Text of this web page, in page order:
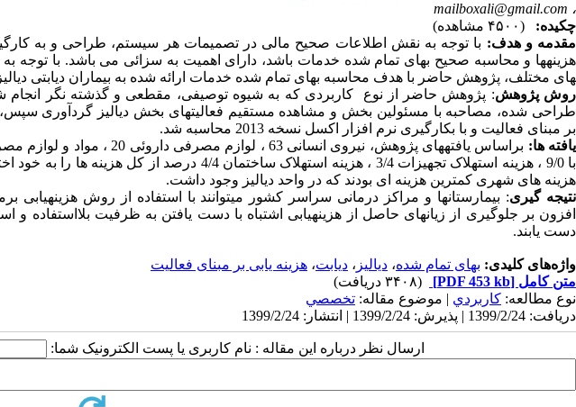
، mailboxali@gmail.com
چکیده:
(۴۵۰۰ مشاهده)
مقدمه و هدف: با توجه به نقش اطلاعات صحیح مالی در تصمیمات هر سیستم، طراحی و به
و محاسبه صحیح بهای تمام شده خدمات باشد، دارای اهمیت به سزائی می باشد. با توجه
های مختلف، پژوهش حاضر با هدف محاسبه بهای تمام شده خدمات ارائه شده به بیماران دیابتی دیالیزی زابل
روش پژوهش: پژوهش حاضر از نوع کاربردی که به شیوه توصیفی، مقطعی و گذشته نگر
طراحی شده، مصاحبه با مسئولین بخش و مشاهده مستقیم فعالیت­های بخش دیالیز گردآوری سپس،
بر مبنای فعالیت و با بکارگیری نرم افزار اکسل نسخه 2013 محاسبه شد.
یافته ها:
با 9/0 ، هزینه استهلاک تجهیزات 3/4 ، هزینه استهلاک
هزینه های شهری کمترین هزینه ای بودند که در واحد دیالیز وجود داشت.
نتیجه گیری: بیمارستان­ها و مراکز درمانی سراسر کشور می­توانند با استفاده از روش هزینه­یابی
افزون بر جلوگیری از زیان­های حاصل از هزینه­یابی اشتباه با دست یافتن به ظرفیت بلااستفاده و
دست یابند.
واژه‌های کلیدی: بهای تمام شده، دیالیز ، دیابت، هزینه یابی بر مبنای فعالیت
متن کامل [PDF 453 kb]
(۳۴۰۸ دریافت)
نوع مطالعه: كاربردي | موضوع مقاله: تخصصي
دریافت: 1399/2/24 | پذیرش: 1399/2/24 | انتشار: 1399/2/24
ارسال نظر درباره این مقاله : نام کاربری یا پست الکترونیک شما: